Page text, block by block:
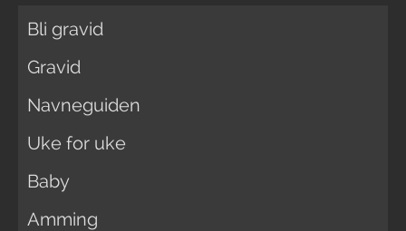
Bli gravid
Gravid
Navneguiden
Uke for uke
Baby
Amming